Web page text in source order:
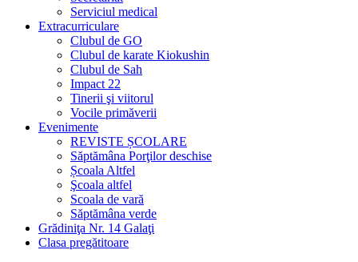
Serviciul medical
Extracurriculare
Clubul de GO
Clubul de karate Kiokushin
Clubul de Sah
Impact 22
Tinerii şi viitorul
Vocile primăverii
Evenimente
REVISTE ȘCOLARE
Săptămâna Porţilor deschise
Școala Altfel
Şcoala altfel
Scoala de vară
Săptămâna verde
Grădiniţa Nr. 14 Galaţi
Clasa pregătitoare